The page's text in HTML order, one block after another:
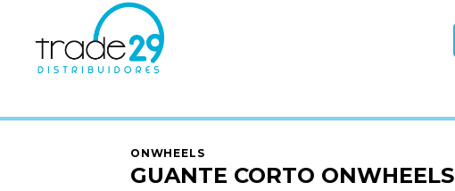
ONWHEELS
ONWHEELS
GUANTE CORTO ONWHEELS